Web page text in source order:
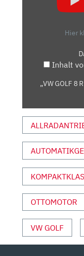
ALLER
ZEITEN?
ABT“
VON
ANZEIGEN
Hier
Inhalt
„VW GOLF 8
OTTOMOTOR
VW GOLF